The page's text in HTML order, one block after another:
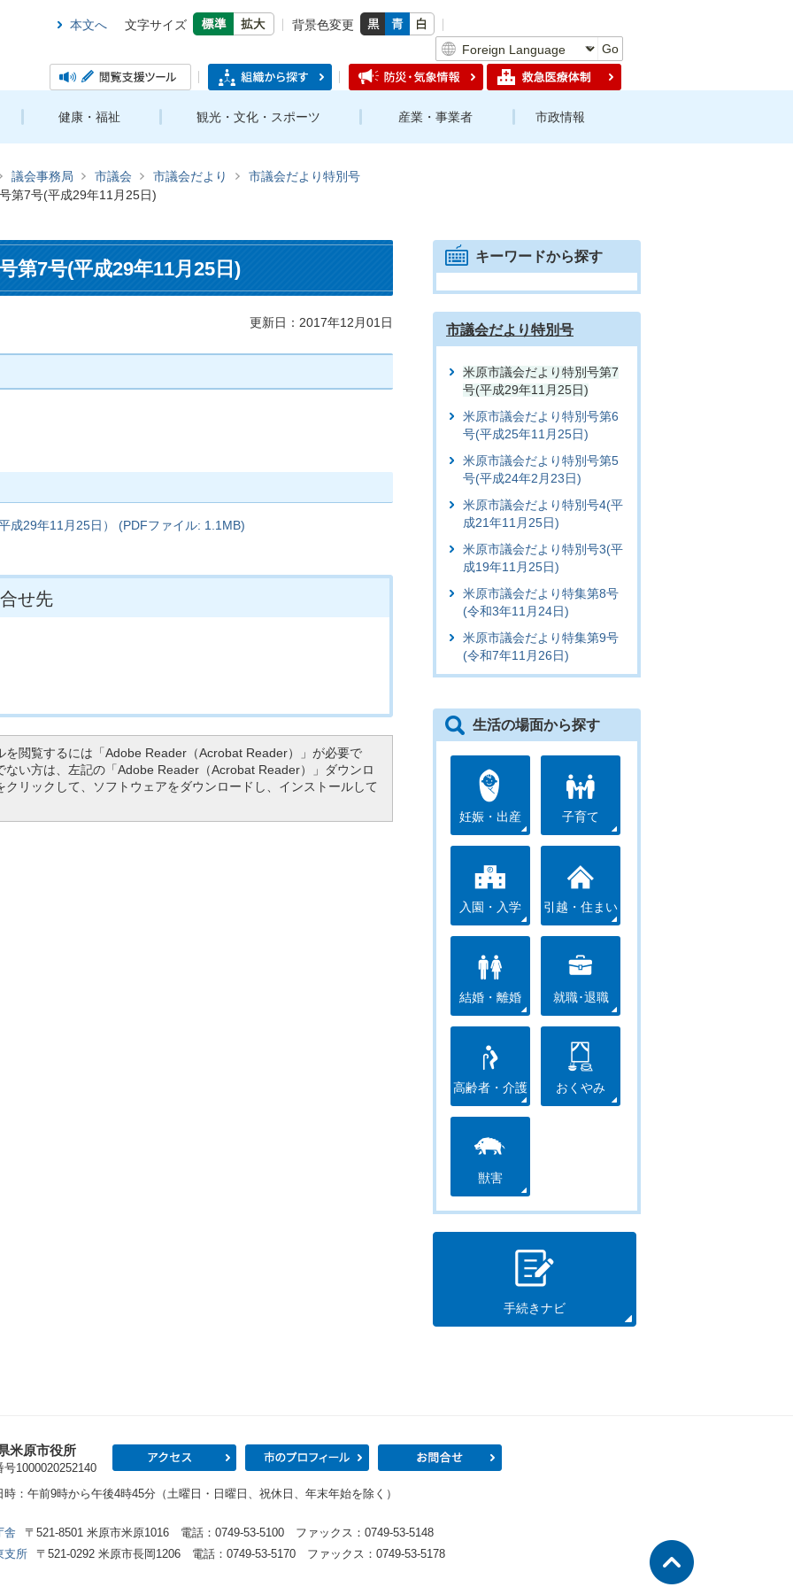
本文へ 文字サイズ
背景色変更
Go
健康・福祉 観光・文化・スポーツ 産業・事業者 市政情報
議会事務局 市議会 市議会だより
市議会だより特別号
第7号(平成29年11月25日)
第7号(平成29年11月25日)
更新日：2017年12月01日
成29年11月25日） (PDFファイル: 1.1MB)
せ先
を閲覧するには「Adobe Reader（Acrobat Reader）」が必要で
ない方は、左記の「Adobe Reader（Acrobat Reader）」ダウンロ
クリックして、ソフトウェアをダウンロードし、インストールして
キーワードから探す
市議会だより特別号
米原市議会だより特別号第7
号(平成29年11月25日)
米原市議会だより特別号第6
号(平成25年11月25日)
米原市議会だより特別号第5
号(平成24年2月23日)
米原市議会だより特別号4(平
成21年11月25日)
米原市議会だより特別号3(平
成19年11月25日)
米原市議会だより特集第8号
(令和3年11月24日)
米原市議会だより特集第9号
(令和7年11月26日)
生活の場面から探す
妊娠・出産 子育て
入園・入学 引越・住まい
結婚・離婚 就職･退職
高齢者・介護 おくやみ
獣害
手続きナビ
米原市役所
号1000020252140
アクセス 市のプロフィール
時：午前9時から午後4時45分（土曜日・日曜日、祝休日、年末年始を除く）
舎
〒521-8501 米原市米原1016 電話：0749-53-5100 ファックス：0749-53-5148
支所
〒521-0292 米原市長岡1206 電話：0749-53-5170 ファックス：0749-53-5178